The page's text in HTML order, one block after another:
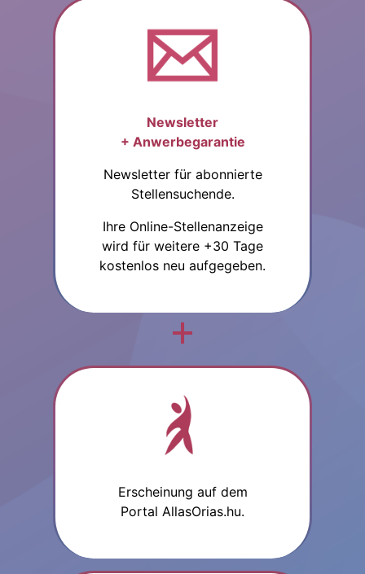
Newsletter
+ Anwerbegarantie
Newsletter für abonnierte
Stellensuchende.
Ihre Online-Stellenanzeige
wird für weitere +30 Tage
kostenlos neu aufgegeben.
Erscheinung auf dem
Portal AllasOrias.hu.